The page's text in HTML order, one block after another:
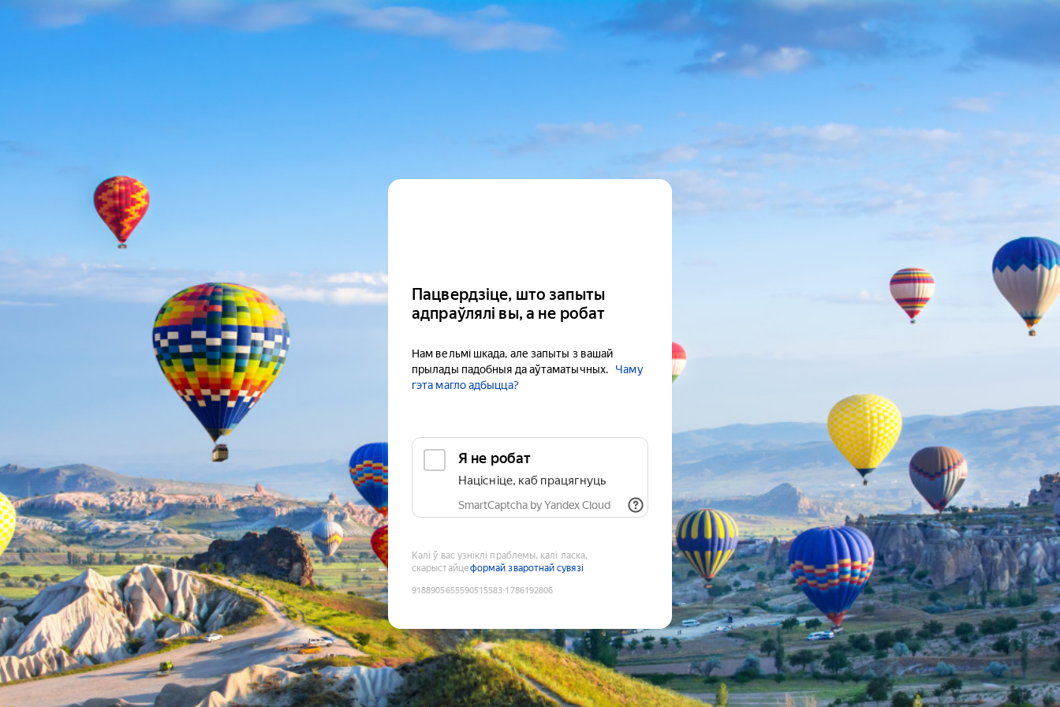
Пацвердзіце, што запыты
адпраўлялі вы, а не робат
Нам вельмі шкада, але запыты з вашай
прылады падобныя да аўтаматычных.
Чаму
гэта магло адбыцца?
Я не робат
Націсніце, каб працягнуць
SmartCaptcha by Yandex Cloud
Калі ў вас узніклі праблемы, калі ласка,
скарыстайцеформай зваротнай сувязі
9188905655590515583:1786192806